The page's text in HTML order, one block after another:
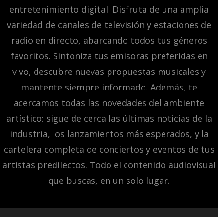
entretenimiento digital. Disfruta de una amplia
variedad de canales de televisión y estaciones de
radio en directo, abarcando todos tus géneros
favoritos. Sintoniza tus emisoras preferidas en
vivo, descubre nuevas propuestas musicales y
mantente siempre informado. Además, te
acercamos todas las novedades del ambiente
artístico: sigue de cerca las últimas noticias de la
industria, los lanzamientos más esperados, y la
cartelera completa de conciertos y eventos de tus
artistas predilectos. Todo el contenido audiovisual
que buscas, en un solo lugar.